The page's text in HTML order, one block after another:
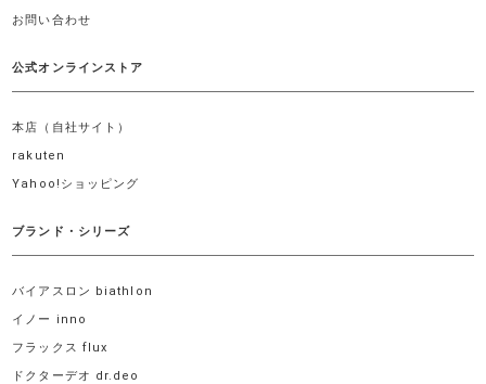
お問い合わせ
公式オンラインストア
本店（自社サイト）
rakuten
Yahoo!ショッピング
ブランド・シリーズ
バイアスロン biathlon
イノー inno
フラックス flux
ドクターデオ dr.deo